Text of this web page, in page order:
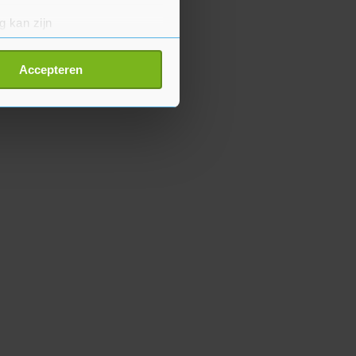
kan zijn
detailgedeelte
cookiepagina kun je
Accepteren